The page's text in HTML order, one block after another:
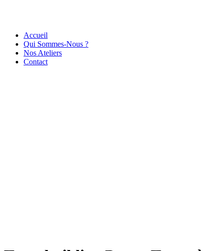
Accueil
Qui Sommes-Nous ?
Nos Ateliers
Contact